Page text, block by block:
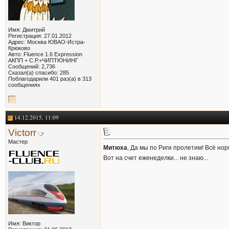
Имя: Дмитрий
Регистрация: 27.01.2012
Адрес: Москва ЮВАО-Истра-
Крюково
Авто: Fluence 1.6 Expression
АКПП + С.Р.+ЧИПТЮНИНГ
Сообщений: 2,736
Сказал(а) спасибо: 285
Поблагодарили 401 раз(а) в 313
сообщениях
14.12.2015, 11:09
Victorr
Мастер
Имя: Виктор
Митюха, Да мы по Риги пролетим! Всё
Вот на счет еженеделки... не знаю...